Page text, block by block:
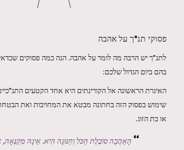
פסוקי תנ"ך על אהבה
לתנ"ך יש הרבה מה לומר על אהבה. הנה כמה פסוקים
בהם ביום הגדול שלכם:
האיגרת הראשונה אל הקורינתים היא אחד הקטעים
שימוש בפסוק הזה בחתונה מבטא את המחויבות ואת
או בת הזוג.
הָאַהֲבָה סוֹבֶלֶת הַכֹּל וְחַנּוּנָה הִיא. אֵינָהּ מְקַנְּאָה,